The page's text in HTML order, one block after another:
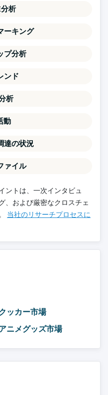
分析
ーキング
プ分析
ンド
析
動
達の状況
ァイル
ントは、一次インタビュ
、および厳密なクロスチェ
当社のリサーチプロセスに
ッカー市場
ニメグッズ市場